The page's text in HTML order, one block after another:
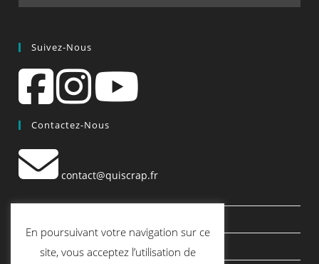
Suivez-Nous
Contactez-Nous
contact@quiscrap.fr
Le Blog
En poursuivant votre navigation sur ce
site, vous acceptez l’utilisation de